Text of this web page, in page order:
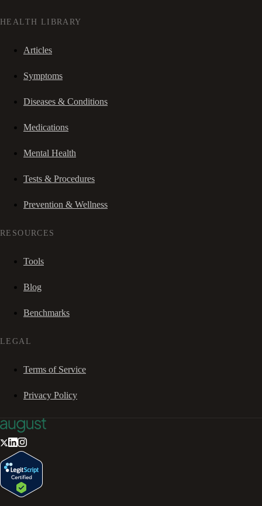
HEALTH LIBRARY
Articles
Symptoms
Diseases & Conditions
Medications
Mental Health
Tests & Procedures
Prevention & Wellness
RESOURCES
Tools
Blog
Benchmarks
LEGAL
Terms of Service
Privacy Policy